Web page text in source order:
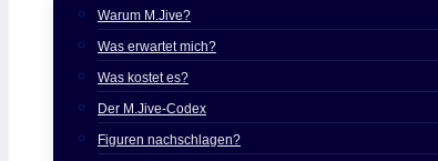
Warum M.Jive?
Was erwartet mich?
Was kostet es?
Der M.Jive-Codex
Figuren nachschlagen?